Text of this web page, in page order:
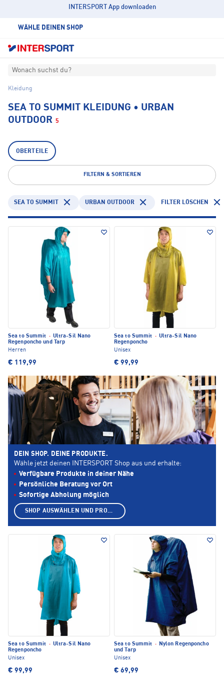
INTERSPORT App downloaden
WÄHLE DEINEN SHOP
Wonach suchst du?
Kleidung
SEA TO SUMMIT KLEIDUNG • URBAN
OUTDOOR 5
OBERTEILE
FILTERN & SORTIEREN
SEA TO SUMMIT URBAN OUTDOOR FILTER LÖSCHEN
Sea to Summit · Ultra-Sil Nano
Regenponcho und Tarp
Herren
€ 119,99
Sea to Summit · Ultra-Sil Nano
Regenponcho
Unisex
€ 99,99
Sea to Summit · Ultra-Sil Nano
Regenponcho
Unisex
€ 99,99
Sea to Summit · Nylon Regenponcho
und Tarp
Unisex
€ 69,99
DEIN SHOP. DEINE PRODUKTE.
Wähle jetzt deinen INTERSPORT Shop aus und erhalte:
Verfügbare Produkte in deiner Nähe
Persönliche Beratung vor Ort
Sofortige Abholung möglich
SHOP AUSWÄHLEN UND PRODUKTE ANZEIGEN